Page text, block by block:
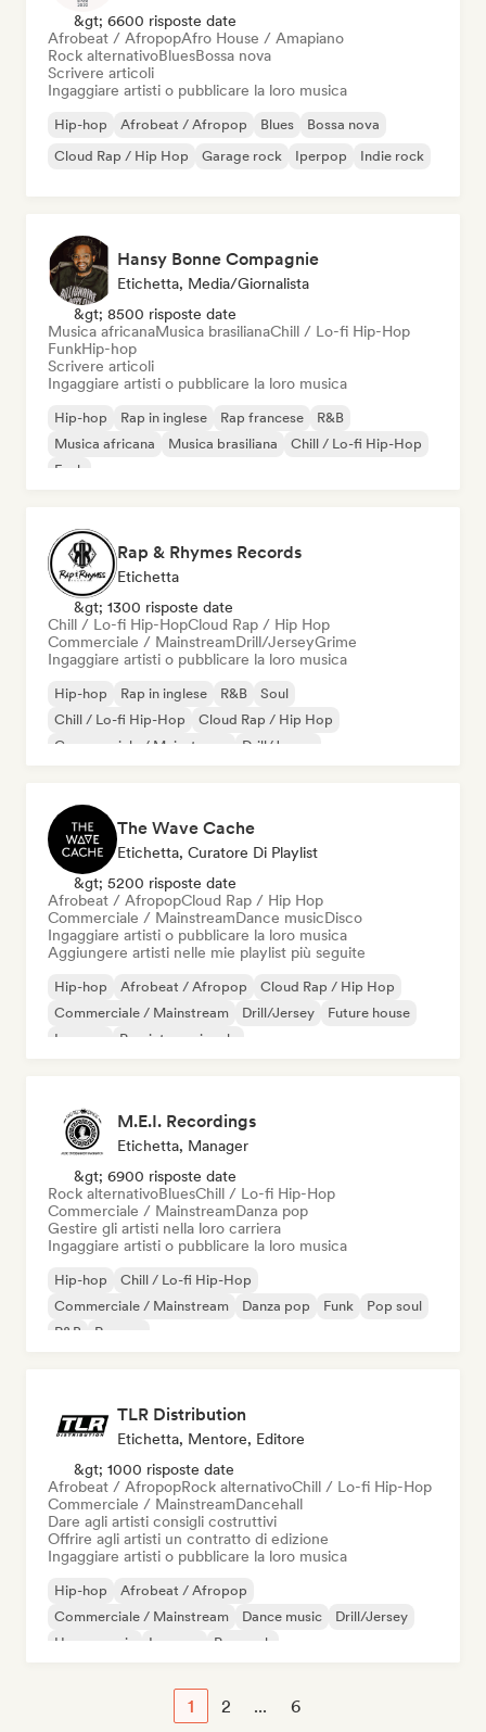
&gt; 6600 risposte date
Afrobeat / AfropopAfro House / Amapiano
Rock alternativoBluesBossa nova
Scrivere articoli
Ingaggiare artisti o pubblicare la loro musica
Hip-hop Afrobeat / Afropop Blues
Bossa nova
Cloud Rap / Hip Hop
Garage rock Iperpop Indie rock
Hansy Bonne Compagnie
Etichetta, Media/Giornalista
&gt; 8500 risposte date
Musica africanaMusica brasilianaChill / Lo-fi Hip-Hop
FunkHip-hop
Scrivere articoli
Ingaggiare artisti o pubblicare la loro musica
Hip-hop Rap in inglese Rap francese
R&B
Musica africana
Musica brasiliana
Chill / Lo-fi Hip-Hop
Funk
Rap & Rhymes Records
Etichetta
&gt; 1300 risposte date
Chill / Lo-fi Hip-HopCloud Rap / Hip Hop
Commerciale / MainstreamDrill/JerseyGrime
Ingaggiare artisti o pubblicare la loro musica
Hip-hop Rap in inglese R&B
Soul
Chill / Lo-fi Hip-Hop
Cloud Rap / Hip Hop
Commerciale / Mainstream
Drill/Jersey
The Wave Cache
Etichetta, Curatore Di Playlist
&gt; 5200 risposte date
Afrobeat / AfropopCloud Rap / Hip Hop
Commerciale / MainstreamDance musicDisco
Ingaggiare artisti o pubblicare la loro musica
Aggiungere artisti nelle mie playlist più seguite
Hip-hop Afrobeat / Afropop
Cloud Rap / Hip Hop
Commerciale / Mainstream
Drill/Jersey
Future house
Iperpop
Pop internazionale
M.E.I. Recordings
Etichetta, Manager
&gt; 6900 risposte date
Rock alternativoBluesChill / Lo-fi Hip-Hop
Commerciale / MainstreamDanza pop
Gestire gli artisti nella loro carriera
Ingaggiare artisti o pubblicare la loro musica
Hip-hop
Chill / Lo-fi Hip-Hop
Commerciale / Mainstream
Danza pop Funk
Pop soul
R&B
Reggae
TLR Distribution
Etichetta, Mentore, Editore
&gt; 1000 risposte date
Afrobeat / AfropopRock alternativoChill / Lo-fi Hip-Hop
Commerciale / MainstreamDancehall
Dare agli artisti consigli costruttivi
Offrire agli artisti un contratto di edizione
Ingaggiare artisti o pubblicare la loro musica
Hip-hop
Afrobeat / Afropop
Commerciale / Mainstream
Dance music
Drill/Jersey
House music
Iperpop Pop rock
1 2 ... 6